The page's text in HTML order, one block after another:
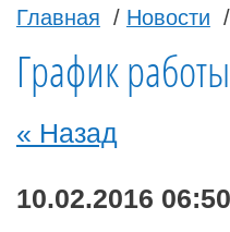
Главная / Новости
График
« Назад
10.02.2016 06:50